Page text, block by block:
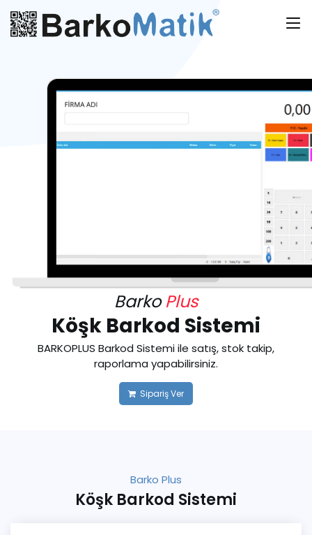
BarkoPlus
Köşk Barkod Sistemi
BARKOPLUS Barkod Sistemi ile satış, stok takip,
raporlama yapabilirsiniz.
Sipariş Ver
Barko Plus
Köşk Barkod Sistemi